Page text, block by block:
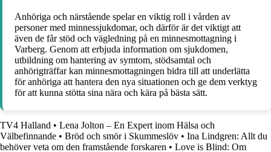
Anhöriga och närstående spelar en viktig roll i vården av
personer med minnessjukdomar, och därför är det viktigt att
även de får stöd och vägledning på en minnesmottagning i
Varberg. Genom att erbjuda information om sjukdomen,
utbildning om hantering av symtom, stödsamtal och
anhörigträffar kan minnesmottagningen bidra till att underlätta
för anhöriga att hantera den nya situationen och ge dem verktyg
för att kunna stötta sina nära och kära på bästa sätt.
TV4 Halland • Lena Jolton – En Expert inom Hälsa och
Välbefinnande • Bröd och smör i Skummeslöv • Ina Lindgren: Allt du
behöver veta om den framstående forskaren • Love is Blind: Om